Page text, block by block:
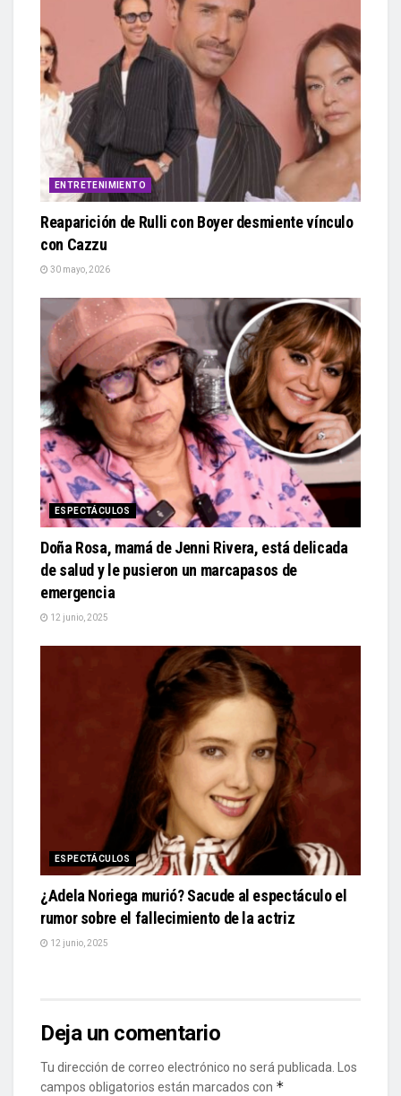
ENTRETENIMIENTO
Reaparición de Rulli con Boyer desmiente vínculo
con Cazzu
30 mayo, 2026
ESPECTÁCULOS
Doña Rosa, mamá de Jenni Rivera, está delicada
de salud y le pusieron un marcapasos de
emergencia
12 junio, 2025
ESPECTÁCULOS
¿Adela Noriega murió? Sacude al espectáculo el
rumor sobre el fallecimiento de la actriz
12 junio, 2025
Deja un comentario
Tu dirección de correo electrónico no será publicada.
Los
campos obligatorios están marcados con *